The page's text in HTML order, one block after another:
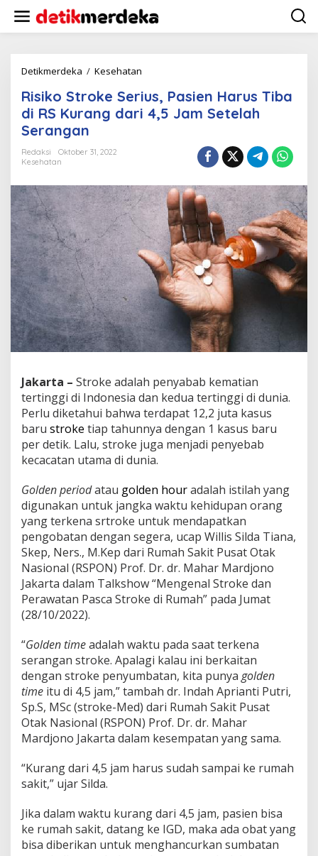
w
Detikmerdeka / Kesehatan
s
i
k
o
k
e
S
e
r
i
s
P
a
s
i
n
H
a
r
u
s
a
d
i
S
K
u
r
a
n
a
r
i
4
,
5
J
a
e
l
a
h
S
Risiko Stroke Serius, Pasien Harus Tiba
di RS Kurang dari 4,5 Jam Setelah
Serangan
Redaksi
Oktober 31, 2022
Kesehatan
Jakarta – Stroke adalah penyabab kematian
tertinggi di Indonesia dan kedua tertinggi di dunia.
Perlu diketahui bahwa terdapat 12,2 juta kasus
baru stroke tiap tahunnya dengan 1 kasus baru
per detik. Lalu, stroke juga menjadi penyebab
kecacatan utama di dunia.
Golden periodatau golden houradalah istilah yang
digunakan untuk jangka waktu kehidupan orang
yang terkena srtroke untuk mendapatkan
pengobatan dengan segera, ucap Willis Silda Tiana,
Skep, Ners., M.Kep dari Rumah Sakit Pusat Otak
Nasional (RSPON) Prof. Dr. dr. Mahar Mardjono
Jakarta dalam Talkshow “Mengenal Stroke dan
Perawatan Pasca Stroke di Rumah” pada Jumat
(28/10/2022).
“Golden timeadalah waktu pada saat terkena
serangan stroke. Apalagi kalau ini berkaitan
dengan stroke penyumbatan, kita punya golden
time itu di 4,5 jam,” tambah dr. Indah Aprianti Putri,
Sp.S, MSc (stroke-Med) dari Rumah Sakit Pusat
Otak Nasional (RSPON) Prof. Dr. dr. Mahar
Mardjono Jakarta dalam kesempatan yang sama.
“Kurang dari 4,5 jam harus sudah sampai ke rumah
sakit,” ujar Silda.
Jika dalam waktu kurang dari 4,5 jam, pasien bisa
ke rumah sakit, datang ke IGD, maka ada obat yang
bisa diberikan untuk menghancurkan sumbatan